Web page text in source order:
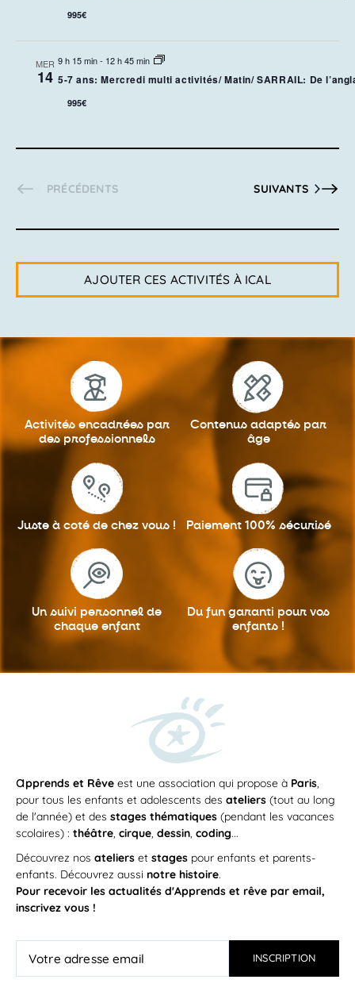
995€
MER
14
9 h 15 min- 12 h 45 min
5-7 ans: Mercredi multi activités/ Matin/ SARRAIL: De
995€
ACTIVITÉS
PRÉCÉDENTS ACTIVITÉS
SUIVANTS
AJOUTER CES ACTIVITÉS À ICAL
Activités encadrées par
des professionnels
Contenus adaptés par
âge
Juste à coté de chez vous ! Paiement 100% sécurisé
Un suivi personnel de
chaque enfant
Du fun garanti pour vos
enfants !
apprends et Rêve est une association qui propose à Paris,
pour tous les enfants et adolescents des ateliers (tout au long
de l'année) et des stages thématiques (pendant les vacances
scolaires) : théâtre, cirque, dessin, coding...
Découvrez nos ateliers et stages pour enfants et parents-
enfants. Découvrez aussi notre histoire.
Pour recevoir les actualités d'Apprends et rêve par email,
inscrivez vous !